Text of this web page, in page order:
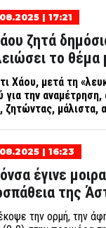
| 17:21
ζητά
το θέμα
Χάου, μετά τη
για την
ζητώντας, μάλιστα,
| 16:23
έγινε
της
την ορμή, την